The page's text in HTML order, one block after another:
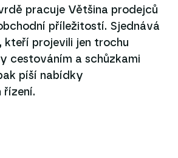
pracuje Většina prodejců
příležitostí. Sjednává
kteří projevili jen trochu
cestováním a schůzkami
píší nabídky